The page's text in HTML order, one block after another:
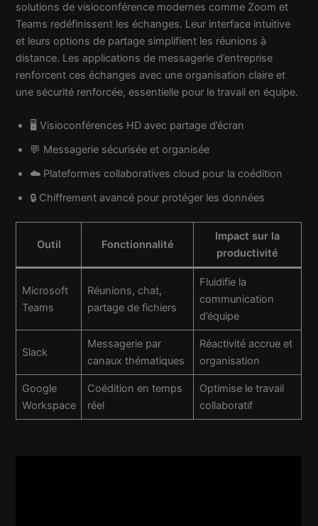
solutions de visioconférence modernes comme Zoom et
Teams redéfinissent les échanges. Leur interface intuitive
et leurs options de partage simplifient les réunions à
distance. Les applications de messagerie d’entreprise
renforcent ces échanges avec une organisation claire et
une sécurité renforcée, essentielle pour le travail en équipe.
🖥️ Visioconférences HD avec partage d’écran
💬 Messagerie sécurisée et organisée
☁️ Plateformes collaboratives cloud pour la coédition
🔒 Chiffrement avancé pour protéger les données
Outil Fonctionnalité
Impact sur la
productivité
Microsoft
Teams
Réunions, chat,
partage de fichiers
Fluidifie la
communication
d’équipe
Slack
Messagerie par
canaux thématiques
Réactivité accrue et
organisation
Google
Workspace
Coédition en temps
réel
Optimise le travail
collaboratif